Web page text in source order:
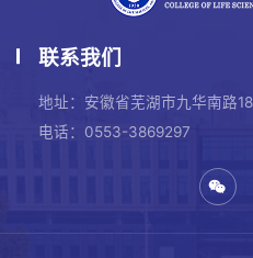
联系我们
地址：安徽省芜湖市九华南路
电话：0553-3869297